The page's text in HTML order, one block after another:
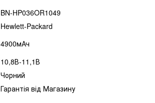
BN-HP036OR1049
Hewlett-Packard
4900мАч
10,8В-11,1В
Чорний
Гарантія від Магазину